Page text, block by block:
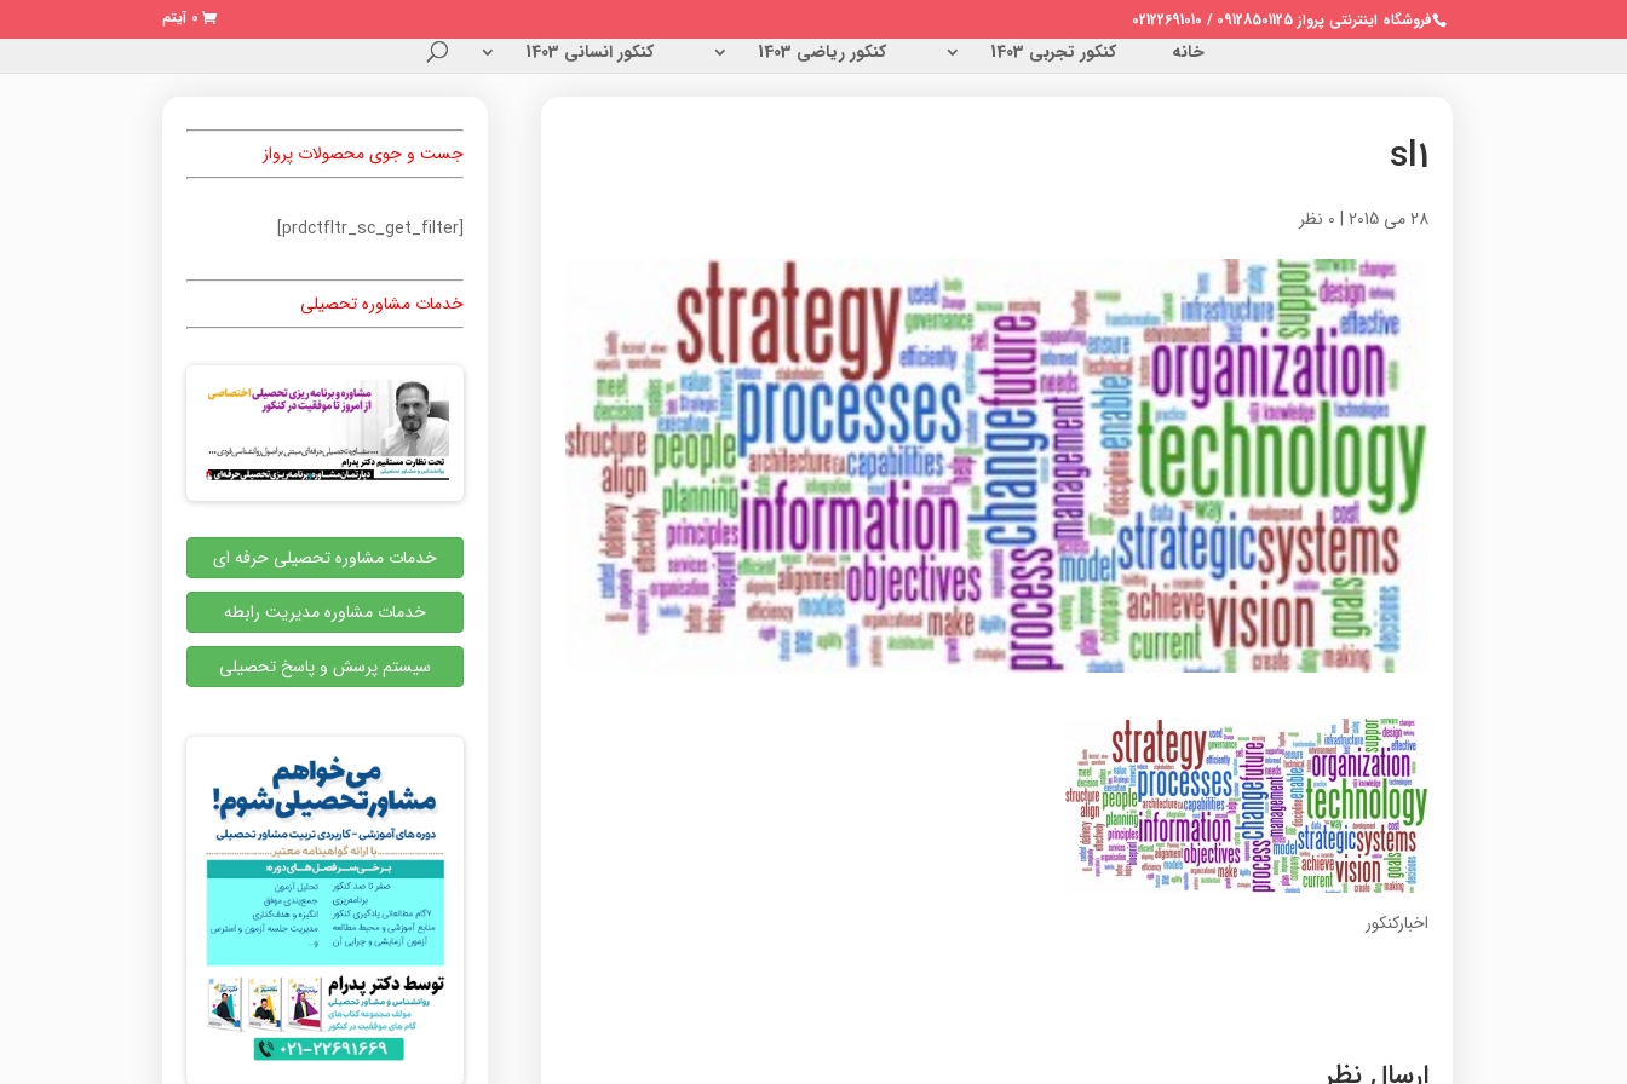
فروشگاه اینترنتی پرواز 09128501125 / 02122691010 0 آیتم
خانه کنکور تجربی 1403 کنکور ریاضی 1403 کنکور انسانی 1403
sl1
28 می 2015 | 0 نظر
اخبارکنکور
ارسال نظر
جست و جوی محصولات پرواز
[prdctfltr_sc_get_filter]
خدمات مشاوره تحصیلی
خدمات مشاوره تحصیلی حرفه ای
خدمات مشاوره مدیریت رابطه
سیستم پرسش و پاسخ تحصیلی